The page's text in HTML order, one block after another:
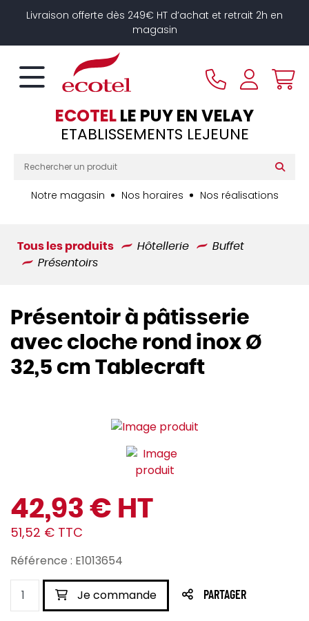
Livraison offerte dès 249€ HT d’achat et retrait 2h en
magasin
ECOTELLE PUY EN VELAY
ETABLISSEMENTS LEJEUNE
Notre magasin Nos horaires Nos réalisations
Tous les produits Hôtellerie
Buffet
Présentoirs
Présentoir à pâtisserie
avec cloche rond inox Ø
32,5 cm Tablecraft
42,93 € HT
51,52 € TTC
Référence : E1013654
Je commande PARTAGER
Panneau de gestion des cookies